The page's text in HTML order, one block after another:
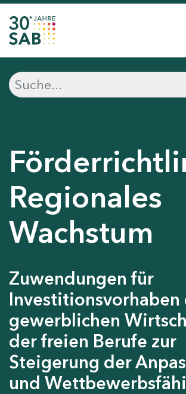
Regionales
Wachstum
Zuwendungen für
Investitionsvorhaben
gewerblichen
der freien Berufe zur
Steigerung der
und